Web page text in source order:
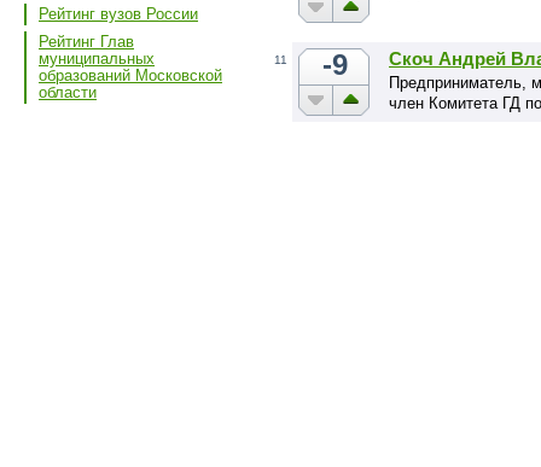
Рейтинг вузов России
Рейтинг Глав
муниципальных
образований Московской
области
11 -9 Скоч Андрей
Предприниматель,
член Комитета ГД